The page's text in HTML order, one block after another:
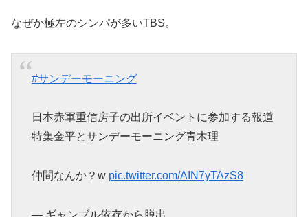
なぜか極左のシンパが多いTBS。
#サンデーモーニング
日本赤軍重信房子の出所イベントに参加する報道
特集金平とサンデーモーニング青木理
仲間なんか？w pic.twitter.com/AIN7yTAzS8
— ギャンブル依存から脱出